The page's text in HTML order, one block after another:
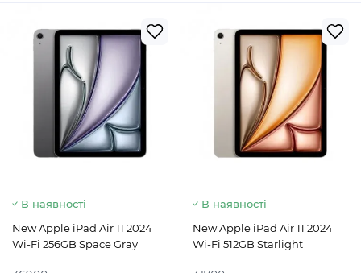
В наявності
New Apple iPad Air 11 2024
Wi-Fi 256GB Space Gray
В наявності
New Apple iPad Air 11 2024
Wi-Fi 512GB Starlight